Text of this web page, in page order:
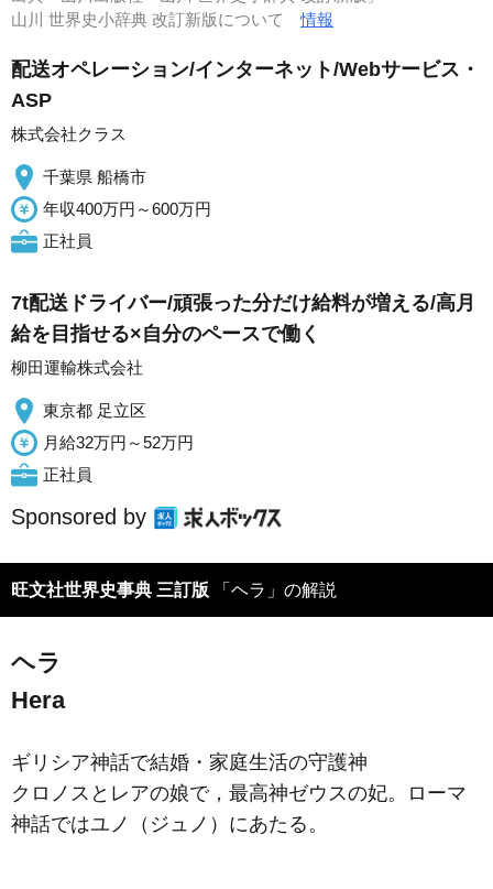
山川 世界史小辞典 改訂新版について情報
配送オペレーション/インターネット/Webサービス・
ASP
株式会社クラス
千葉県 船橋市
年収400万円～600万円
正社員
7t配送ドライバー/頑張った分だけ給料が増える/高月
給を目指せる×自分のペースで働く
柳田運輸株式会社
東京都 足立区
月給32万円～52万円
正社員
Sponsored by
旺文社世界史事典 三訂版 「ヘラ」の解説
ヘラ
Hera
ギリシア神話で結婚・家庭生活の守護神
クロノスとレアの娘で，最高神ゼウスの妃。ローマ
神話ではユノ（ジュノ）にあたる。